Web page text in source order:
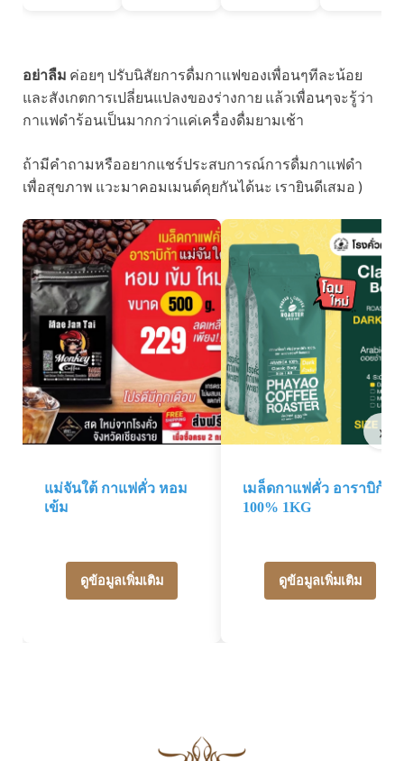
อย่าลืม ค่อยๆ ปรับนิสัยการดื่มกาแฟของเพื่อนๆทีละน้อย
และสังเกตการเปลี่ยนแปลงของร่างกาย แล้วเพื่อนๆจะรู้ว่า
กาแฟดำร้อนเป็นมากกว่าแค่เครื่องดื่มยามเช้า
ถ้ามีคำถามหรืออยากแชร์ประสบการณ์การดื่มกาแฟดำ
เพื่อสุขภาพ แวะมาคอมเมนต์คุยกันได้นะ เรายินดีเสมอ )
›
แม่จันใต้ กาแฟคั่ว หอม
เข้ม
ดูข้อมูลเพิ่มเติม
เมล็ดกาแฟคั่ว อาราบิก้า
100% 1KG
ดูข้อมูลเพิ่มเติม